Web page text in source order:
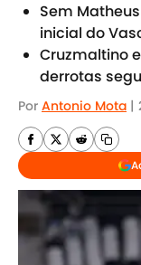
Sem
inicial do
Cruzmaltino
derrotas
Por Antonio Mota |